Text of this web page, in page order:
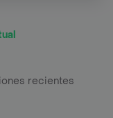
recientes